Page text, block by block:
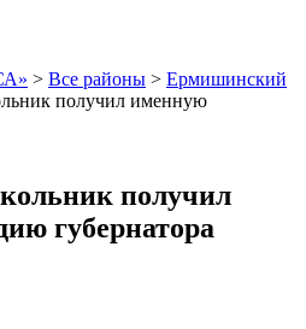
> Все районы > Ермишинский
получил именную
получил
губернатора